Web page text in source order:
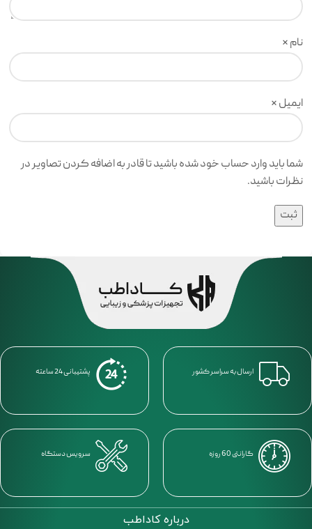
نام*
ایمیل*
شما باید وارد حساب خود شده باشید تا قادر به اضافه کردن تصاویر در
نظرات باشید.
ارسال به سراسر کشور پشتیبانی 24 ساعته
گارانتی 60 روزه سرویس دستگاه
درباره کاداطب